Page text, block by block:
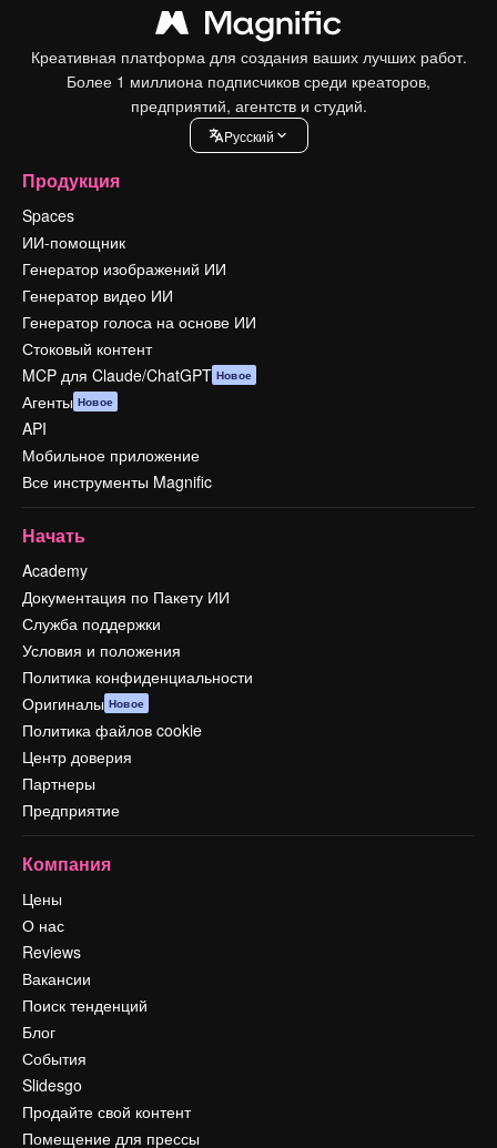
Креативная платформа для создания ваших лучших работ.
Более 1 миллиона подписчиков среди креаторов,
предприятий, агентств и студий.
Pусский
Продукция
Spaces
ИИ-помощник
Генератор изображений ИИ
Генератор видео ИИ
Генератор голоса на основе ИИ
Стоковый контент
MCP для Claude/ChatGPT Новое
Агенты Новое
API
Мобильное приложение
Все инструменты Magnific
Начать
Academy
Документация по Пакету ИИ
Служба поддержки
Условия и положения
Политика конфиденциальности
Оригиналы Новое
Политика файлов cookie
Центр доверия
Партнеры
Предприятие
Компания
Цены
О нас
Reviews
Вакансии
Поиск тенденций
Блог
События
Slidesgo
Продайте свой контент
Помещение для прессы